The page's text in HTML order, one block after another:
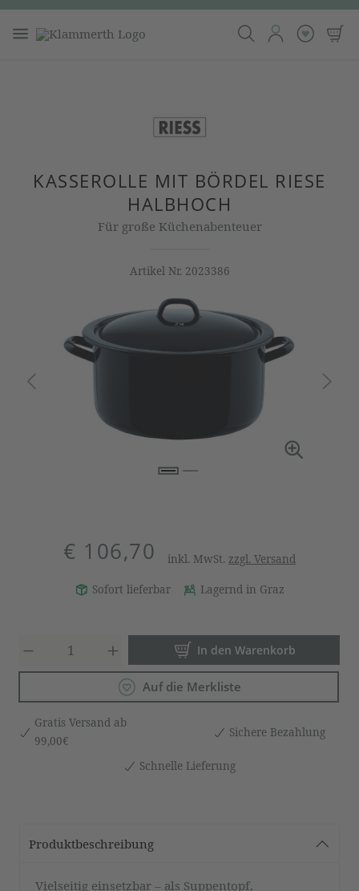
KASSEROLLE MIT BÖRDEL RIESE
HALBHOCH
Für große Küchenabenteuer
Artikel Nr. 2023386
€ 106,70 inkl. MwSt. zzgl. Versand
Sofort lieferbar Lagernd in Graz
Produkt Anzahl: Gib den
In den Warenkorb
Auf die Merkliste
Gratis Versand ab
99,00€
Sichere Bezahlung
Schnelle Lieferung
Produktbeschreibung
Vielseitig einsetzbar – als Suppentopf,